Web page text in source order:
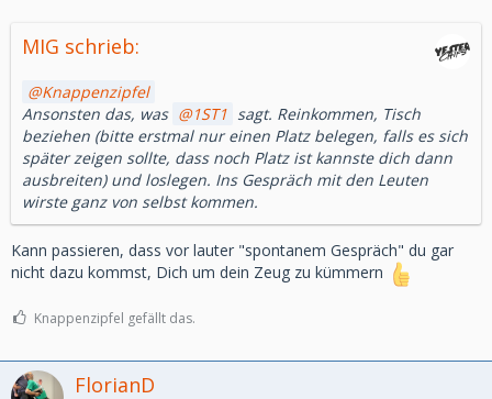
MIG schrieb:
Knappenzipfel
Ansonsten das, was
1ST1 sagt. Reinkommen, Tisch
beziehen (bitte erstmal nur einen Platz belegen, falls es sich
später zeigen sollte, dass noch Platz ist kannste dich dann
ausbreiten) und loslegen. Ins Gespräch mit den Leuten
wirste ganz von selbst kommen.
Kann passieren, dass vor lauter "spontanem Gespräch" du gar
nicht dazu kommst, Dich um dein Zeug zu kümmern
Knappenzipfel gefällt das.
FlorianD